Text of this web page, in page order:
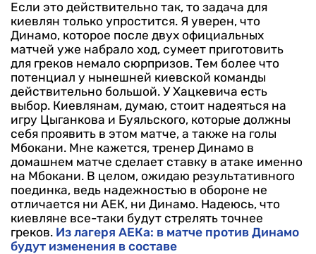
Если это действительно так, то задача для
киевлян только упростится. Я уверен, что
Динамо, которое после двух официальных
матчей уже набрало ход, сумеет приготовить
для греков немало сюрпризов. Тем более что
потенциал у нынешней киевской команды
действительно большой. У Хацкевича есть
выбор. Киевлянам, думаю, стоит надеяться на
игру Цыганкова и Буяльского, которые должны
себя проявить в этом матче, а также на голы
Мбокани. Мне кажется, тренер Динамо в
домашнем матче сделает ставку в атаке именно
на Мбокани. В целом, ожидаю результативного
поединка, ведь надежностью в обороне не
отличается ни АЕК, ни Динамо. Надеюсь, что
киевляне все-таки будут стрелять точнее
греков. Из лагеря АЕКа: в матче против Динамо
будут изменения в составе